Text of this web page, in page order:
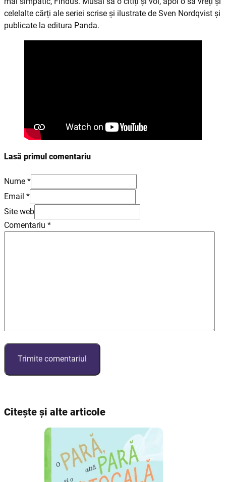
celelalte cărți ale seriei scrise și ilustrate de Sven Nordqvist și
publicate la editura Panda.
Lasă primul comentariu
Nume *
Email *
Site web
Comentariu *
Citește și alte articole